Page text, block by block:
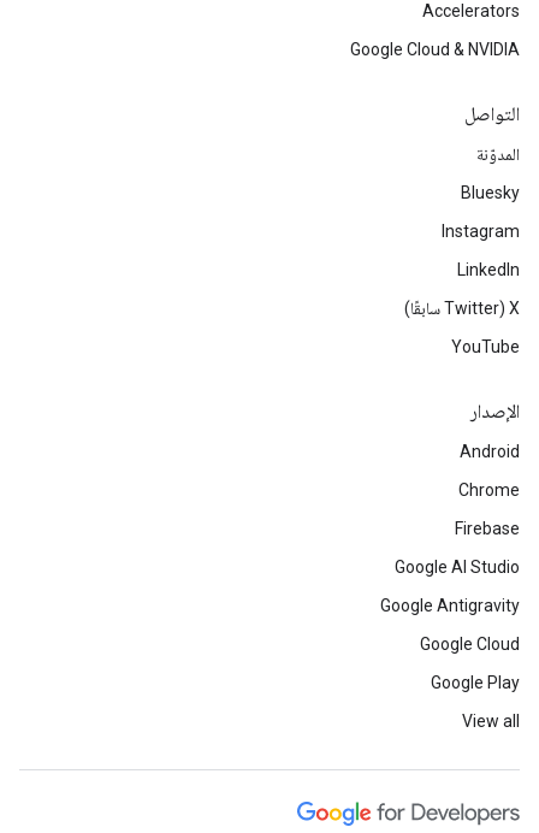
Accelerators
Google Cloud & NVIDIA
التواصل
المدوّنة
Bluesky
Instagram
LinkedIn
‫X ‏(Twitter سابقًا)
YouTube
الإصدار
Android
Chrome
Firebase
Google AI Studio
Google Antigravity
Google Cloud
Google Play
View all